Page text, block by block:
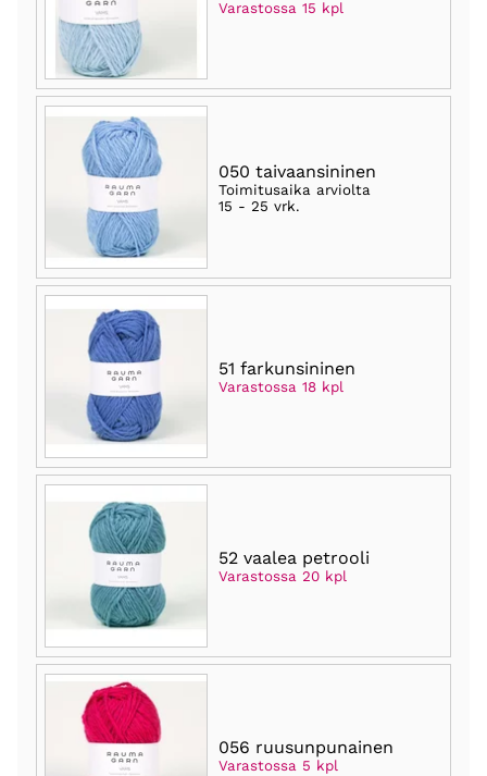
Varastossa 15 kpl
050 taivaansininen
Toimitusaika arviolta
15 - 25 vrk.
51 farkunsininen
Varastossa 18 kpl
52 vaalea petrooli
Varastossa 20 kpl
056 ruusunpunainen
Varastossa 5 kpl